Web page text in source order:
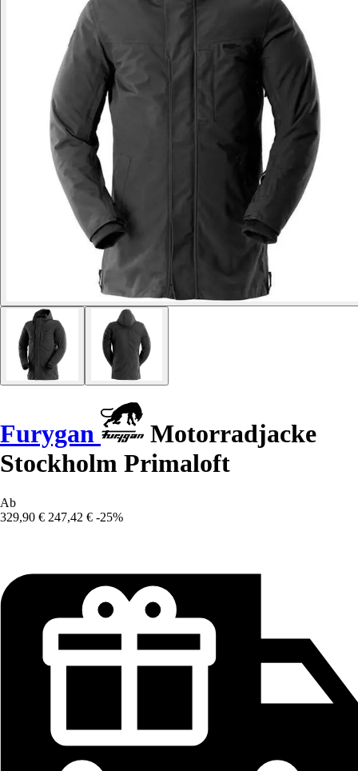
Furygan
Motorradjacke
Stockholm Primaloft
Ab
329,90 € 247,42 € -25%